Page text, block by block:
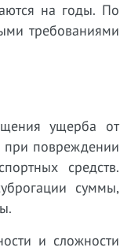
на годы. По
требованиями
ущерба от
при повреждении
средств.
суммы,
и сложности